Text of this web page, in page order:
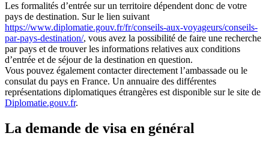
Les formalités d’entrée sur un territoire dépendent donc de votre
pays de destination. Sur le lien suivant
https://www.diplomatie.gouv.fr/fr/conseils-aux-voyageurs/conseils-
par-pays-destination/, vous avez la possibilité de faire une recherche
par pays et de trouver les informations relatives aux conditions
d’entrée et de séjour de la destination en question.
Vous pouvez également contacter directement l’ambassade ou le
consulat du pays en France. Un annuaire des différentes
représentations diplomatiques étrangères est disponible sur le site de
Diplomatie.gouv.fr.
La demande de visa en général